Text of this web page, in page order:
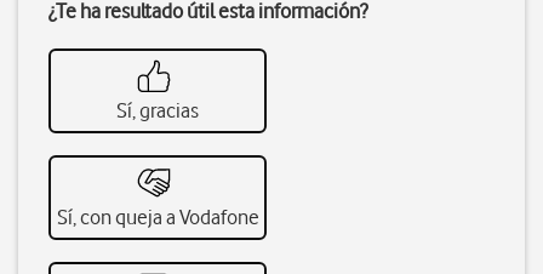
¿Te ha resultado útil esta información?
Sí, gracias
Sí, con queja a Vodafone